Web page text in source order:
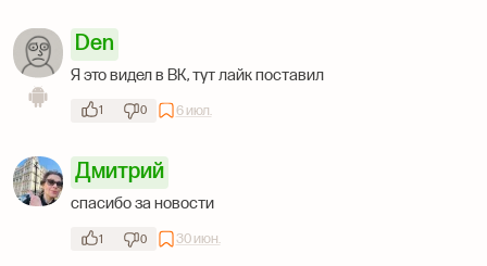
Den
Я это видел в ВК, тут лайк поставил
1 0 6 июл.
Дмитрий
спасибо за новости
1 0 30 июн.